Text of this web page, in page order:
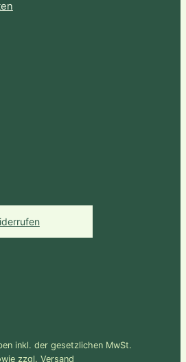
inkl. der gesetzlichen MwSt.
zzgl. Versand